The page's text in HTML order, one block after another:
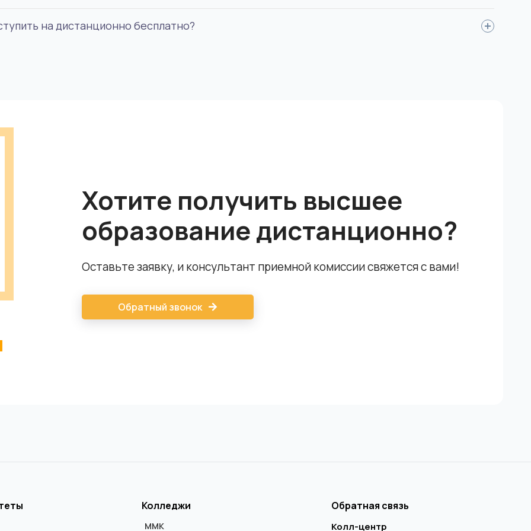
на дистанционно бесплатно?
Хотите получить высшее
образование дистанционно?
Оставьте заявку, и консультант приемной комиссии свяжется с вами!
Обратный звонок
Колледжи
ММК
Обратная связь
Колл-центр